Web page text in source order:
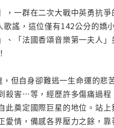
，一群在二次大戰中英勇抗
謠，這位僅有142公分的嬌
、「法國香頌音樂第一夫人
但自身卻難逃一生命運的悲
殺害…等，經歷許多傷痛過
此奠定國際巨星的地位。站
愛情，備感各界壓力之餘，